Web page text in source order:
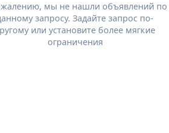
мы не нашли объявлений по
запросу. Задайте запрос по-
или установите более мягкие
ограничения